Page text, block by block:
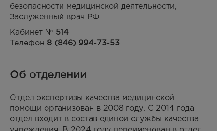
безопасности медицинской деятельности,
Заслуженный врач РФ
Кабинет № 514
Телефон 8 (846) 994-73-53
Об отделении
Отдел экспертизы качества медицинской
помощи организован в 2008 году. С 2014 года
отдел входит в состав единой службы качества